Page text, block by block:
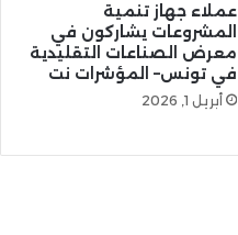
عملاء جهاز تنمية
المشروعات يشاركون في
معرض الصناعات التقليدية
في تونس– المؤشرات نت
أبريل 1, 2026